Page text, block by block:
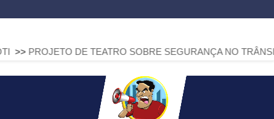
DE TEATRO SOBRE SEGURANÇA NO TRÂNSITO CHEGA A